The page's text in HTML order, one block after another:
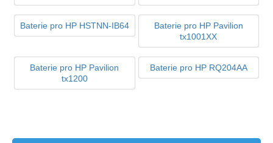
Baterie pro HP HSTNN-IB64
Baterie pro HP Pavilion
tx1001XX
Baterie pro HP Pavilion
tx1200
Baterie pro HP RQ204AA